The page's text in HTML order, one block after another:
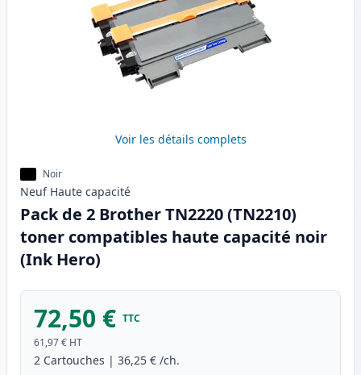
Voir les détails complets
Noir
Neuf Haute capacité
Pack de 2 Brother TN2220 (TN2210)
toner compatibles haute capacité noir
(Ink Hero)
72,50 € TTC
61,97 € HT
2 Cartouches | 36,25 € /ch.